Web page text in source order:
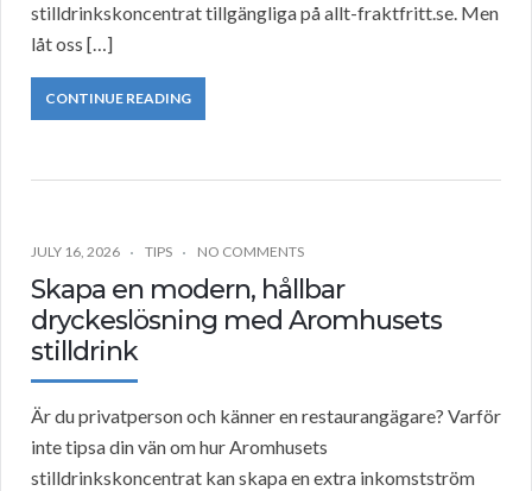
stilldrinkskoncentrat tillgängliga på allt-fraktfritt.se. Men
låt oss […]
CONTINUE READING
JULY 16, 2026 TIPS NO COMMENTS
Skapa en modern, hållbar
dryckeslösning med Aromhusets
stilldrink
Är du privatperson och känner en restaurangägare? Varför
inte tipsa din vän om hur Aromhusets
stilldrinkskoncentrat kan skapa en extra inkomstström